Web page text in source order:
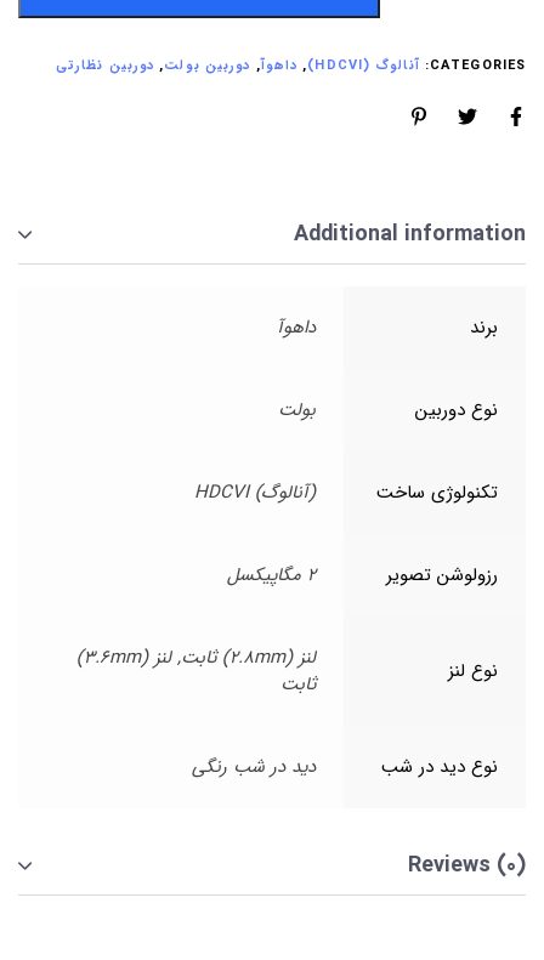
CATEGORIES: آنالوگ (HDCVI) , داهوآ, دوربین بولت, دوربین نظارتی
Additional information
برند داهوآ
نوع دوربین بولت
تکنولوژی ساخت (آنالوگ) HDCVI
رزولوشن تصویر 2 مگاپیکسل
نوع لنز
لنز (2.8mm) ثابت, لنز (3.6mm)
ثابت
نوع دید در شب دید در شب رنگی
Reviews (0)